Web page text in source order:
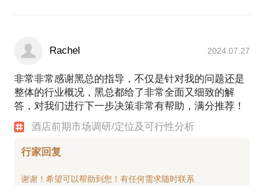
Rachel 2024.07.27
非常非常感谢黑总的指导，不仅是针对我的问题还是
整体的行业概况，黑总都给了非常全面又细致的解
答，对我们进行下一步决策非常有帮助，满分推荐！
酒店前期市场调研/定位及可行性分析
行家回复